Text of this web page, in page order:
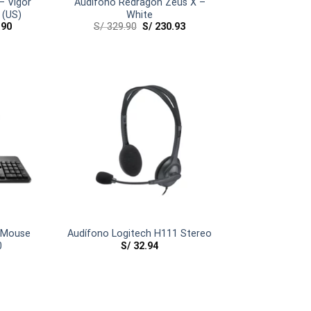
Vigor
Audífono Redragon Zeus X –
White
S/329.90 S/ 230.93
Audífono Logitech H111 Stereo
S/ 32.94